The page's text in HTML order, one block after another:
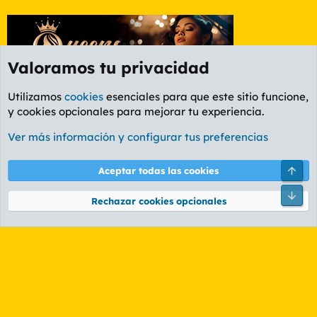
Foro General
Cookies
PL OLDSTYLE AMARILLO
Términos y reglas Política de privacidad Ayuda
Community platform by XenForo® © 2010-2026 XenForo Ltd.
Valoramos tu privacidad
Utilizamos cookies esenciales para que este sitio funcione,
y cookies opcionales para mejorar tu experiencia.
Ver más información y configurar tus preferencias
Aceptar todas las cookies
Rechazar cookies opcionales
Pie